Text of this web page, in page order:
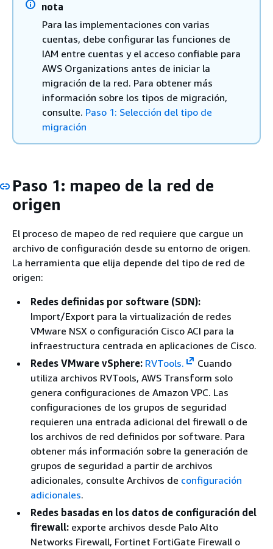
nota
Para las implementaciones con varias
cuentas, debe configurar las funciones de
IAM entre cuentas y el acceso confiable para
AWS Organizations antes de iniciar la
migración de la red. Para obtener más
información sobre los tipos de migración,
consulte. Paso 1: Selección del tipo de
migración
Paso 1: mapeo de la red de
origen
El proceso de mapeo de red requiere que cargue un
archivo de configuración desde su entorno de origen.
La herramienta que elija depende del tipo de red de
origen:
Redes definidas por software (SDN):
Import/Export para la virtualización de redes
VMware NSX o configuración Cisco ACI para la
infraestructura centrada en aplicaciones de Cisco.
Redes VMware vSphere: RVTools.
Cuando
utiliza archivos RVTools, AWS Transform solo
genera configuraciones de Amazon VPC. Las
configuraciones de los grupos de seguridad
requieren una entrada adicional del firewall o de
los archivos de red definidos por software. Para
obtener más información sobre la generación de
grupos de seguridad a partir de archivos
adicionales, consulte Archivos de configuración
adicionales.
Redes basadas en los datos de configuración del
firewall: exporte archivos desde Palo Alto
Networks Firewall, Fortinet FortiGate Firewall o